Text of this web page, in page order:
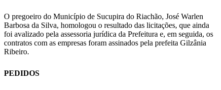
O pregoeiro do Município de Sucupira do Riachão, José Warlen
Barbosa da Silva, homologou o resultado das licitações, que ainda
foi avalizado pela assessoria jurídica da Prefeitura e, em seguida, os
contratos com as empresas foram assinados pela prefeita Gilzânia
Ribeiro.
PEDIDOS